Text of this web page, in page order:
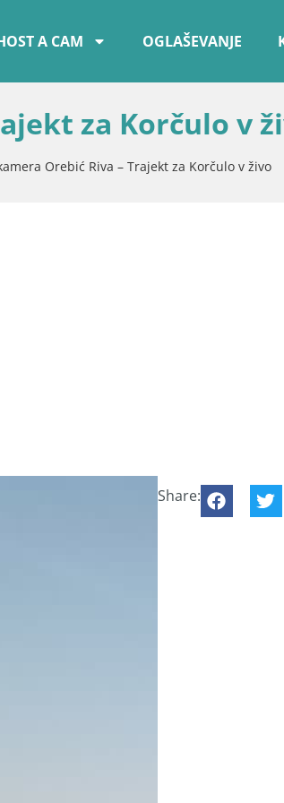
A CAM OGLAŠEVANJE
za Korčulo v
Orebić Riva – Trajekt za Korčulo v živo
Share: